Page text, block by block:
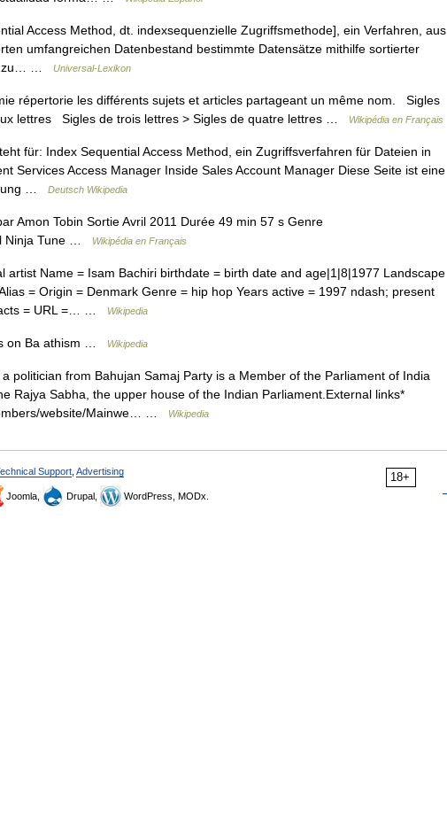
Access Method, dt. indexsequenzielle Zugriffsmethode], ein Verfahren, aus
umfangreichen Datenbestand bestimmte Datensätze mithilfe sortierter
zu… …
Universal-Lexikon
répertorie les différents sujets et articles partageant un même nom. Sigles
lettres Sigles de trois lettres > Sigles de quatre lettres …
Wikipédia en Français
für: Index Sequential Access Method, ein Zugriffsverfahren für Dateien in
Services Access Manager Inside Sales Account Manager Diese Seite ist eine
…
Deutsch Wikipedia
Amon Tobin Sortie Avril 2011 Durée 49 min 57 s Genre
Ninja Tune …
Wikipédia en Français
artist Name = Isam Bachiri birthdate = birth date and age|1|8|1977 Landscape
= Origin = Denmark Genre = hip hop Years active = 1997 ndash; present
acts = URL =… …
Wikipedia
on Ba athism … Wikipedia
politician from Bahujan Samaj Party is a Member of the Parliament of India
Rajya Sabha, the upper house of the Indian Parliament.External links*
website/Mainwe… …
Wikipedia
18+
Support Advertising
Joomla, Drupal, WordPress, MODx.